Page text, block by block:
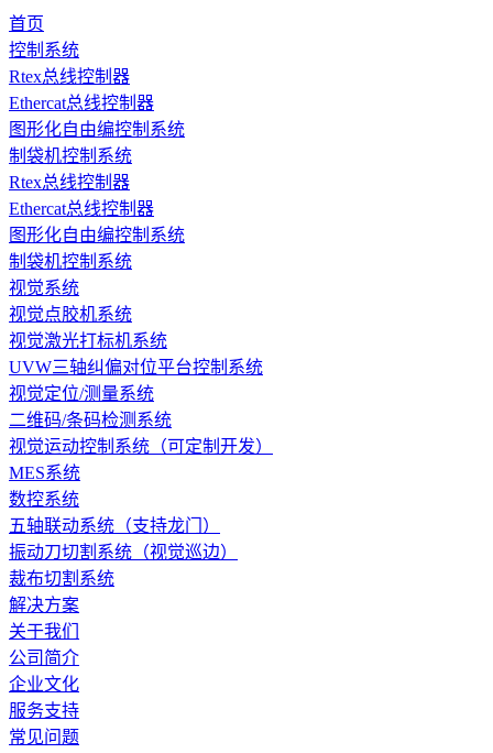
首页
控制系统
Rtex总线控制器
Ethercat总线控制器
图形化自由编控制系统
制袋机控制系统
Rtex总线控制器
Ethercat总线控制器
图形化自由编控制系统
制袋机控制系统
视觉系统
视觉点胶机系统
视觉激光打标机系统
UVW三轴纠偏对位平台控制系统
视觉定位/测量系统
二维码/条码检测系统
视觉运动控制系统（可定制开发）
MES系统
数控系统
五轴联动系统（支持龙门）
振动刀切割系统（视觉巡边）
裁布切割系统
解决方案
关于我们
公司简介
企业文化
服务支持
常见问题